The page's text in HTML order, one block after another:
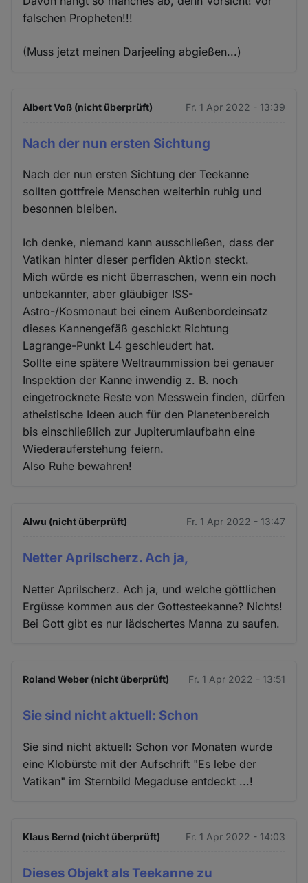
falschen Propheten!!!
(Muss jetzt meinen Darjeeling abgießen...)
Albert Voß (nicht überprüft) Fr. 1 Apr 2022 - 13:39
Nach der nun ersten Sichtung
Nach der nun ersten Sichtung der Teekanne
sollten gottfreie Menschen weiterhin ruhig und
besonnen bleiben.
Ich denke, niemand kann ausschließen, dass der
Vatikan hinter dieser perfiden Aktion steckt.
Mich würde es nicht überraschen, wenn ein noch
unbekannter, aber gläubiger ISS-
Astro-/Kosmonaut bei einem Außenbordeinsatz
dieses Kannengefäß geschickt Richtung
Lagrange-Punkt L4 geschleudert hat.
Sollte eine spätere Weltraummission bei genauer
Inspektion der Kanne inwendig z. B. noch
eingetrocknete Reste von Messwein finden, dürfen
atheistische Ideen auch für den Planetenbereich
bis einschließlich zur Jupiterumlaufbahn eine
Wiederauferstehung feiern.
Also Ruhe bewahren!
Alwu (nicht überprüft) Fr. 1 Apr 2022 - 13:47
Netter Aprilscherz. Ach ja,
Netter Aprilscherz. Ach ja, und welche göttlichen
Ergüsse kommen aus der Gottesteekanne? Nichts!
Bei Gott gibt es nur lädschertes Manna zu saufen.
Roland Weber (nicht überprüft) Fr. 1 Apr 2022 - 13:51
Sie sind nicht aktuell: Schon
Sie sind nicht aktuell: Schon vor Monaten wurde
eine Klobürste mit der Aufschrift "Es lebe der
Vatikan" im Sternbild Megaduse entdeckt ...!
Klaus Bernd (nicht überprüft) Fr. 1 Apr 2022 - 14:03
Dieses Objekt als Teekanne zu